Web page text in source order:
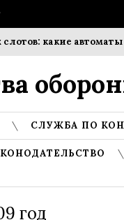
какие автоматы
СЛУЖБА ПО
год